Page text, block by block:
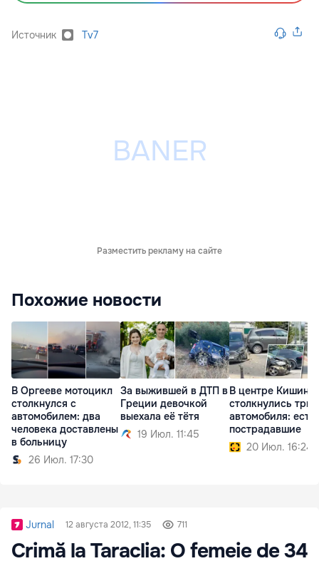
Источник Tv7
Разместить рекламу на сайте
Похожие новости
В Оргееве мотоцикл
столкнулся с
автомобилем: два
человека доставлены
в больницу
26 Июл. 17:30
За выжившей в ДТП в
Греции девочкой
выехала её тётя
19 Июл. 11:45
В центре
столкнулись три
автомобиля: есть
пострадавшие
20 Июл. 16:24
Jurnal 12 августа 2012, 11:35 711
Crimă la Taraclia: O femeie de 34